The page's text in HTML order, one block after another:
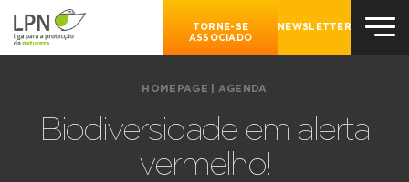
TORNE-SE
ASSOCIADO
NEWSLETTER
HOMEPAGE AGENDA
Biodiversidade em alerta
vermelho!